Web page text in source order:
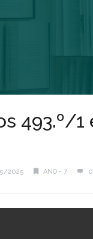
493.º/
2025 ANO - 7 0